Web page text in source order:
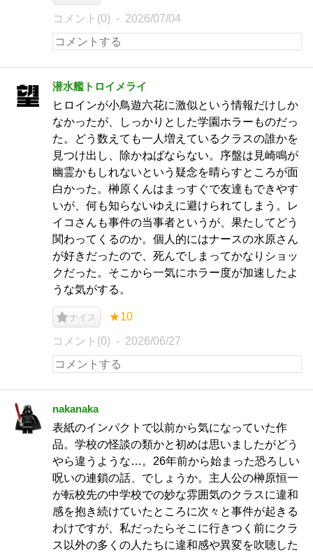
コメント(0) 2026/07/04
潜水艦トロイメライ
ヒロインが小鳥遊六花に激似という情報だけしか
なかったが、しっかりとした学園ホラーものだっ
た。どう数えても一人増えているクラスの誰かを
見つけ出し、除かねばならない。序盤は見崎鳴が
幽霊かもしれないという疑念を晴らすところが面
白かった。榊原くんはまっすぐで友達もできやす
いが、何も知らないゆえに避けられてしまう。レ
イコさんも事件の当事者というが、果たしてどう
関わってくるのか。個人的にはナースの水原さん
が好きだったので、死んでしまってかなりショッ
クだった。そこから一気にホラー度が加速したよ
うな気がする。
ナイス ★10
コメント(0) 2026/06/27
nakanaka
表紙のインパクトで以前から気になっていた作
品。学校の怪談の類かと初めは思いましたがどう
やら違うような…。26年前から始まった恐ろしい
呪いの連鎖の話、でしょうか。主人公の榊原恒一
が転校先の中学校での妙な雰囲気のクラスに違和
感を抱き続けていたところに次々と事件が起きる
わけですが、私だったらそこに行きつく前にクラ
ス以外の多くの人たちに違和感や異変を吹聴した